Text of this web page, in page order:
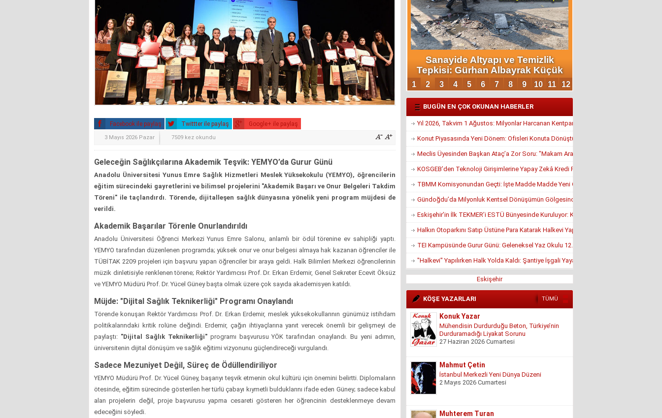
Facebook ile paylaş Twittter ile paylaş Google+ ile paylaş
3 Mayıs 2026 Pazar 7509 kez okundu
Geleceğin Sağlıkçılarına Akademik Teşvik: YEMYO’da Gurur Günü
Anadolu Üniversitesi Yunus Emre Sağlık Hizmetleri Meslek Yüksekokulu (YEMYO), öğrencilerin
eğitim sürecindeki gayretlerini ve bilimsel projelerini "Akademik Başarı ve Onur Belgeleri Takdim
Töreni" ile taçlandırdı. Törende, dijitalleşen sağlık dünyasına yönelik yeni program müjdesi de
verildi.
Akademik Başarılar Törenle Onurlandırıldı
Anadolu Üniversitesi Öğrenci Merkezi Yunus Emre Salonu, anlamlı bir ödül törenine ev sahipliği yaptı.
YEMYO tarafından düzenlenen programda; yüksek onur ve onur belgesi almaya hak kazanan öğrenciler ile
TÜBİTAK 2209 projeleri için başvuru yapan öğrenciler bir araya geldi. Halk Bilimleri Merkezi öğrencilerinin
müzik dinletisiyle renklenen törene; Rektör Yardımcısı Prof. Dr. Erkan Erdemir, Genel Sekreter Ecevit Öksüz
ve YEMYO Müdürü Prof. Dr. Yücel Güney başta olmak üzere çok sayıda akademisyen katıldı.
Müjde: "Dijital Sağlık Teknikerliği" Programı Onaylandı
Törende konuşan Rektör Yardımcısı Prof. Dr. Erkan Erdemir, meslek yüksekokullarının günümüz istihdam
politikalarındaki kritik rolüne değindi. Erdemir, çağın ihtiyaçlarına yanıt verecek önemli bir gelişmeyi de
paylaştı: "Dijital Sağlık Teknikerliği"programı başvurusu YÖK tarafından onaylandı. Bu yeni adımın,
üniversitenin dijital dönüşüm ve sağlık eğitimi vizyonunu güçlendireceği vurgulandı.
Sadece Mezuniyet Değil, Süreç de Ödüllendiriliyor
YEMYO Müdürü Prof. Dr. Yücel Güney, başarıyı teşvik etmenin okul kültürü için önemini belirtti. Diplomaların
ötesinde, eğitim sürecinde gösterilen her türlü çabayı kıymetli bulduklarını ifade eden Güney; sadece kabul
alan projelerin değil, proje başvurusu yapma cesareti gösteren her öğrencinin desteklenmeye devam
edeceğini söyledi.
BUGÜN EN ÇOK OKUNAN HABERLER
Yıl 2026, Takvim 1 Ağustos: Milyonlar Harcanan Kentpark Plajı Ne Zaman Açılacak?
Konut Piyasasında Yeni Dönem: Ofisleri Konuta Dönüştürmek İçin Son Tarih 1
Meclis Üyesinden Başkan Ataç’a Zor Soru: "Makam Aracı Eşine mi Tahsis Edildi?"
KOSGEB’den Teknoloji Girişimlerine Yapay Zekâ Kredi Programı
TBMM Komisyonundan Geçti: İşte Madde Madde Yeni Öğrenci Affı Rehberi
Gündoğdu’da Milyonluk Kentsel Dönüşümün Gölgesinde Unutulan Park
Eskişehir’in İlk TEKMER’i ESTÜ Bünyesinde Kuruluyor: KOSGEB Onayı Geldi
Halkın Otoparkını Satıp Üstüne Para Katarak Halkevi Yapacaklar!..
TEI Kampüsünde Gurur Günü: Geleneksel Yaz Okulu 12. Kez Kapanış Yaptı
"Halkevi" Yapılırken Halk Yolda Kaldı: Şantiye İşgali Yayaları Araç Trafiğiyle Baş Başa
Eskişehir
KÖŞE YAZARLARI TÜMÜ
Konuk Yazar
Mühendisin Durdurduğu Beton, Türkiye’nin
Durduramadığı Liyakat Sorunu
27 Haziran 2026 Cumartesi
Mahmut Çetin
İstanbul Merkezli Yeni Dünya Düzeni
2 Mayıs 2026 Cumartesi
Muhterem Turan